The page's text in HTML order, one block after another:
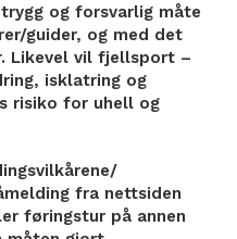
og forsvarlig måte
guider, og med det
Likevel vil fjellsport –
isklatring og
risiko for uhell og
fra nettsiden
føringstur på annen